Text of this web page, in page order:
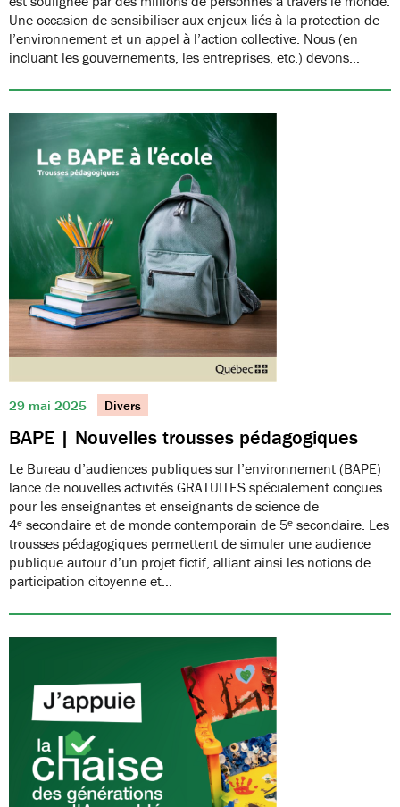
Une occasion de sensibiliser aux enjeux liés à la protection de
l’environnement et un appel à l’action collective. Nous (en
incluant les gouvernements, les entreprises, etc.) devons…
29 mai 2025 Divers
BAPE | Nouvelles trousses pédagogiques
Le Bureau d’audiences publiques sur l’environnement (BAPE)
lance de nouvelles activités GRATUITES spécialement conçues
pour les enseignantes et enseignants de science de
4ᵉ secondaire et de monde contemporain de 5ᵉ secondaire. Les
trousses pédagogiques permettent de simuler une audience
publique autour d’un projet fictif, alliant ainsi les notions de
participation citoyenne et…